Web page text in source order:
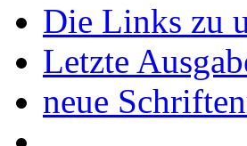
Die Links zu
Letzte
neue